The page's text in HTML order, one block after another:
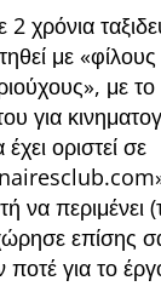
χρόνια
με φίλους
, με
για
οριστεί σε
να περιμένει
επίσης
ποτέ για το